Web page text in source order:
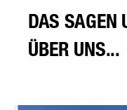
DAS SAGEN
ÜBER UNS...